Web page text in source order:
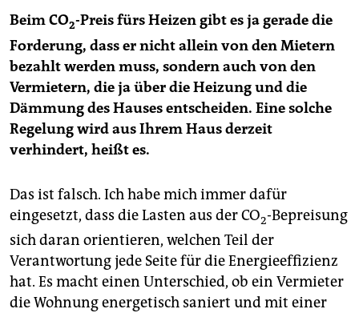
Beim CO2-Preis fürs Heizen gibt es ja gerade die
Forderung, dass er nicht allein von denMietern
bezahlt werden muss, sondern auch von den
Vermietern, die ja über die Heizung und die
Dämmung des Hauses entscheiden. Eine solche
Regelung wird aus Ihrem Haus derzeit
verhindert, heißt es.
Das ist falsch. Ich habe mich immer dafür
eingesetzt, dass die Lasten aus der CO2-Bepreisung
sich daran orientieren, welchen Teil der
Verantwortung jede Seite für die Energieeffizienz
hat. Es macht einen Unterschied, ob ein Vermieter
die Wohnung energetisch saniert und mit einer